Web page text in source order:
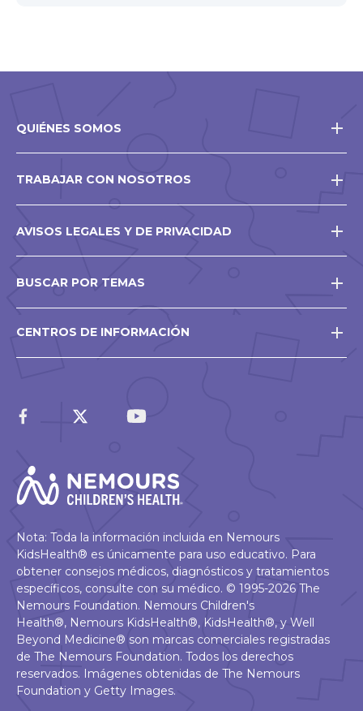
QUIÉNES SOMOS
TRABAJAR CON NOSOTROS
AVISOS LEGALES Y DE PRIVACIDAD
BUSCAR POR TEMAS
CENTROS DE INFORMACIÓN
Nota: Toda la información incluida en Nemours
KidsHealth® es únicamente para uso educativo. Para
obtener consejos médicos, diagnósticos y tratamientos
específicos, consulte con su médico. © 1995-2026 The
Nemours Foundation. Nemours Children's
Health®, Nemours KidsHealth®, KidsHealth®, y Well
Beyond Medicine® son marcas comerciales registradas
de The Nemours Foundation. Todos los derechos
reservados. Imágenes obtenidas de The Nemours
Foundation y Getty Images.